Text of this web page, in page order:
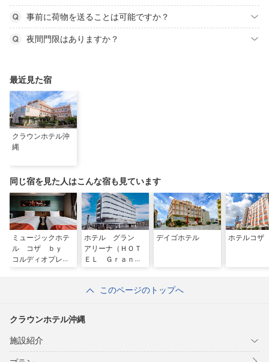
事前に荷物を送ることは可能ですか？
夜間門限はありますか？
最近見た宿
クラウンホテル沖
縄
同じ宿を見た人はこんな宿も見ています
ミュージックホテ
ル コザ ｂｙ
コルディオプレミ
ホテル グラン
アリーナ（ＨＯＴ
ＥＬ Ｇｒａｎ
デイゴホテル ホテルコザ
このページのトップへ
クラウンホテル沖縄
施設紹介